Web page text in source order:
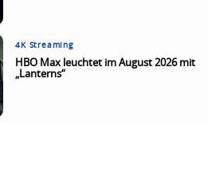
4K Streaming
HBO Max leuchtet im August 2026 mit
„Lanterns“